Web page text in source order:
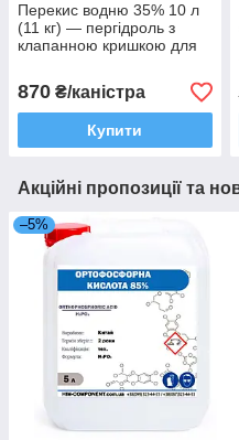
Перекис водню 35% 10 л
(11 кг) — пергідроль з
клапанною кришкою для
870 ₴/каністра
Купити
Акційні пропозиції та
–5%